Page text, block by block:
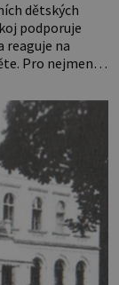
dětských
podporuje
reaguje na
Pro nejmenší
Předškolní